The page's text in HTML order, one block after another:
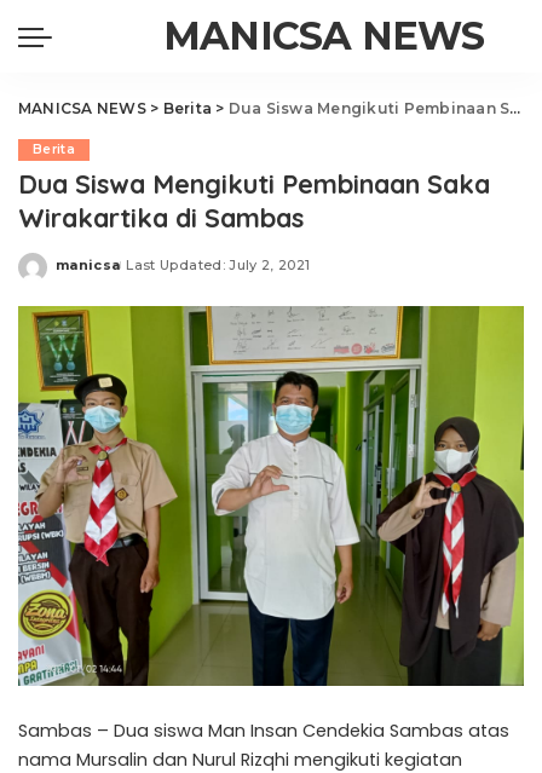
MANICSA NEWS
MANICSA NEWS> Berita > Dua Siswa Mengikuti Pembinaan Saka Wirakartika di Sambas
Berita
Dua Siswa Mengikuti Pembinaan Saka
Wirakartika di Sambas
Posted
manicsa Last Updated: July 2, 2021
Sambas – Dua siswa Man Insan Cendekia Sambas atas
nama Mursalin dan Nurul Rizqhi mengikuti kegiatan